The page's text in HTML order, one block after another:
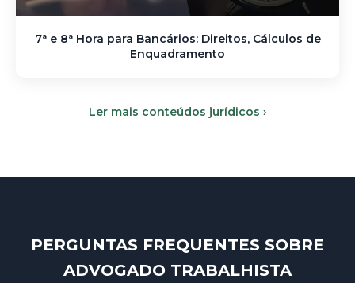
7ª e 8ª Hora para Bancários: Direitos, Cálculos de
Enquadramento
Ler mais conteúdos jurídicos ›
PERGUNTAS FREQUENTES SOBRE
ADVOGADO TRABALHISTA